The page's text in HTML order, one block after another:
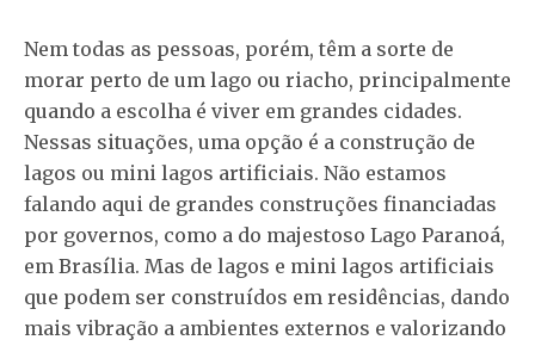
Nem todas as pessoas, porém, têm a sorte de
morar perto de um lago ou riacho, principalmente
quando a escolha é viver em grandes cidades.
Nessas situações, uma opção é a construção de
lagos ou mini lagos artificiais. Não estamos
falando aqui de grandes construções financiadas
por governos, como a do majestoso Lago Paranoá,
em Brasília. Mas de lagos e mini lagos artificiais
que podem ser construídos em residências, dando
mais vibração a ambientes externos e valorizando